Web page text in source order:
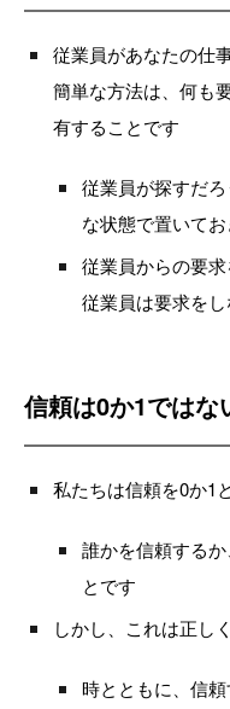
従業員があなたの仕
簡単な方法は、何も
有することです
従業員が探すだ
な状態で置いてお
従業員からの要
従業員は要求を
信頼は0か1ではな
私たちは信頼を0か1
誰かを信頼する
とです
しかし、これは正し
時とともに、信